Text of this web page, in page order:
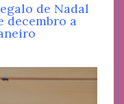
de Nadal
decembro a